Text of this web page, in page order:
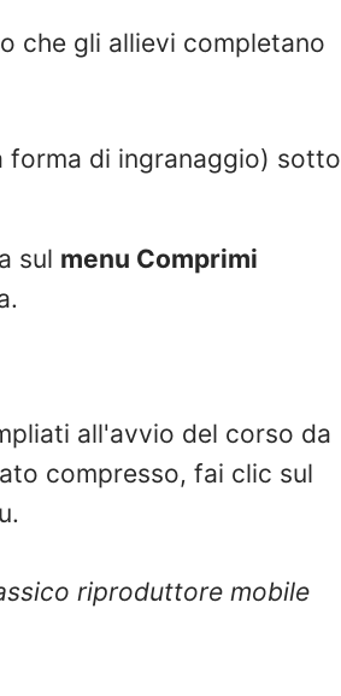
che gli allievi completano
forma di ingranaggio) sotto
sul menu Comprimi
all'avvio del corso da
compresso, fai clic sul
riproduttore mobile